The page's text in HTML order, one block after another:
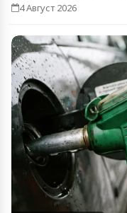
4 Август 2026